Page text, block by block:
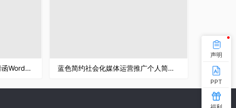
蓝色企业产品交流研讨会邀请函Word模板 蓝色简约社会化媒体运营推广个人简历Word模板
声明
PPT